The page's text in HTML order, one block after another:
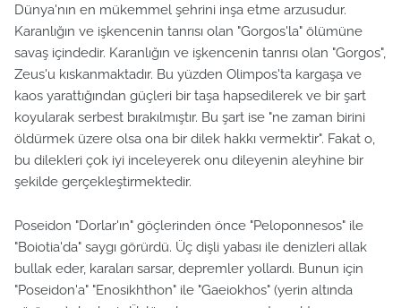
Dünya'nın en mükemmel şehrini inşa etme arzusudur.
Karanlığın ve işkencenin tanrısı olan "Gorgos'la" ölümüne
savaş içindedir. Karanlığın ve işkencenin tanrısı olan "Gorgos",
Zeus'u kıskanmaktadır. Bu yüzden Olimpos'ta kargaşa ve
kaos yarattığından güçleri bir taşa hapsedilerek ve bir şart
koyularak serbest bırakılmıştır. Bu şart ise "ne zaman birini
öldürmek üzere olsa ona bir dilek hakkı vermektir". Fakat o,
bu dilekleri çok iyi inceleyerek onu dileyenin aleyhine bir
şekilde gerçekleştirmektedir.
Poseidon "Dorlar'ın" göçlerinden önce "Peloponnesos" ile
"Boiotia'da" saygı görürdü. Üç dişli yabası ile denizleri allak
bullak eder, karaları sarsar, depremler yollardı. Bunun için
"Poseidon'a" "Enosikhthon" ile "Gaeiokhos" (yerin altında